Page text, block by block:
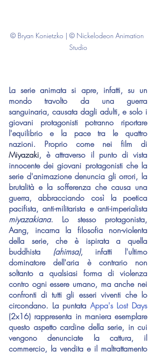
© Bryan Konietzko | © Nickelodeon Animation
Studio
La serie animata si apre, infatti, su un
mondo travolto da una guerra
sanguinaria, causata dagli adulti, e solo i
giovani protagonisti potranno riportare
l'equilibrio e la pace tra le quattro
Miyazaki, è attraverso il punto di vista
innocente dei giovani protagonisti che la
serie d'animazione denuncia gli orrori, la
brutalità e la sofferenza che causa una
guerra, abbracciando così la poetica
miyazakiana. Lo stesso protagonista,
Aang, incarna la filosofia non-violenta
della serie, che è ispirata a quella
buddhista (ahimsa), infatti l'ultimo
dominatore dell'aria è contrario non
soltanto a qualsiasi forma di violenza
contro ogni essere umano, ma anche nei
confronti di tutti gli esseri viventi che lo
circondano. La puntata Appa's Lost Days
(2x16) rappresenta in maniera esemplare
questo aspetto cardine della serie, in cui
vengono denunciate la cattura, il
commercio, la vendita e il maltrattamento